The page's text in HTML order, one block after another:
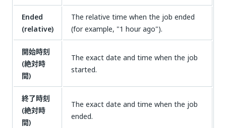
Ended
(relative)
The relative time when the job ended
(for example, "1 hour ago").
開始時刻
(絶対時
間)
The exact date and time when the job
started.
終了時刻
(絶対時
間)
The exact date and time when the job
ended.